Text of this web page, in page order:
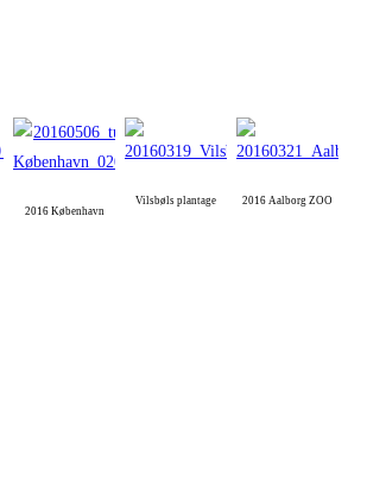
2016 København
Vilsbøls plantage 2016 Aalborg ZOO